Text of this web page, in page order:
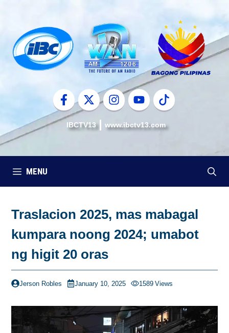
content
IBCTV13 www.ibctv13.com
MENU
Traslacion 2025, mas mabagal
kumpara noong 2024; umabot
ng higit 20 oras
Jerson Robles January 10, 2025 1589 Views